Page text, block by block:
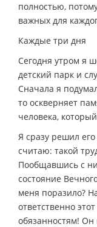
полностью,
важных для
Каждые три дня
Сегодня утром я
детский парк и
Сначала я
то оскверняет
человека,
Я сразу решил
считаю: такой
Пообщавшись с
состояние
меня поразило?
ответственно
обязанностям!